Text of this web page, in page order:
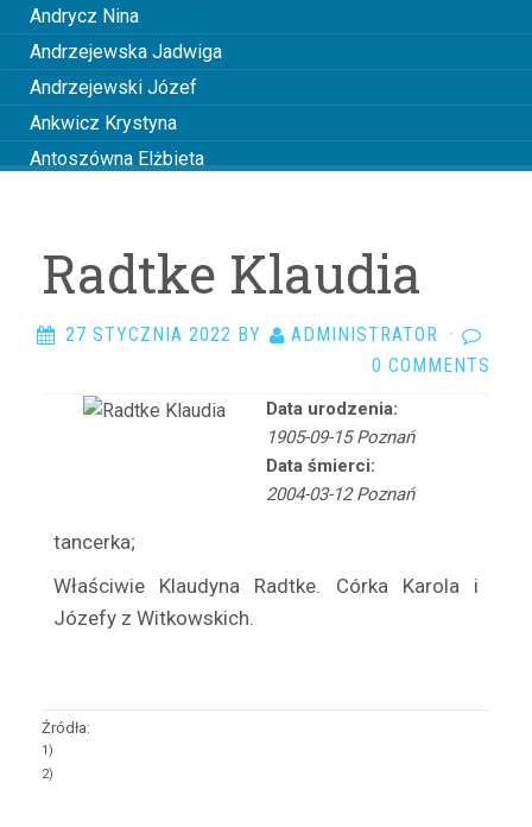
Andrycz Nina
Andrzejewska Jadwiga
Andrzejewski Józef
Ankwicz Krystyna
Antoszówna Elżbieta
Arciszewska Wiktoria
Arciszewska Danuta
Arczyńska Maria
Arkadi Ari
Arnoldt Wiktor
Aston Adam
Azarewicz Helena
Bajkowska Zofia
Balcerkiewiczówna Maria
Radtke Klaudia
27 STYCZNIA 2022 BY ADMINISTRATOR ·
0 COMMENTS
Data urodzenia:
1905-09-15 Poznań
Data śmierci:
2004-03-12 Poznań
tancerka;
Właściwie Klaudyna Radtke. Córka Karola i
Józefy z Witkowskich.
Źródła:
1)
2)